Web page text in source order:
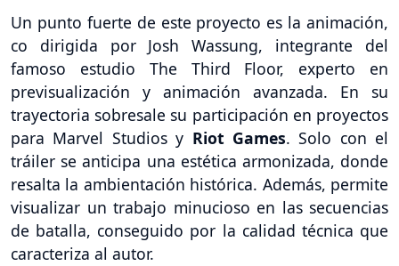
Un punto fuerte de este proyecto es la animación,
co dirigida por Josh Wassung, integrante del
famoso estudio The Third Floor, experto en
previsualización y animación avanzada. En su
trayectoria sobresale su participación en proyectos
para Marvel Studios y Riot Games. Solo con el
tráiler se anticipa una estética armonizada, donde
resalta la ambientación histórica. Además, permite
visualizar un trabajo minucioso en las secuencias
de batalla, conseguido por la calidad técnica que
caracteriza al autor.